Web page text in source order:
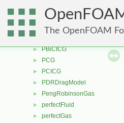
The OpenFOAM
► PBiCCCG
► PBiCG
►
► PBiCICG
► PCG
► PCICG
► PDRDragModel
► PengRobinsonGas
► perfectFluid
► perfectGas